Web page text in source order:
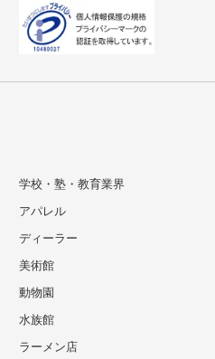
学校・塾・教育業界
アパレル
ディーラー
美術館
動物園
水族館
ラーメン店